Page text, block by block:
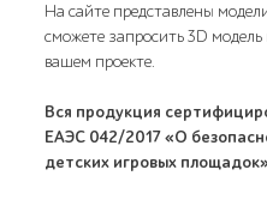
На сайте представлены
сможете запросить 3D
вашем проекте.
Вся продукция
ЕАЭС 042/2017 «О
детских игровых